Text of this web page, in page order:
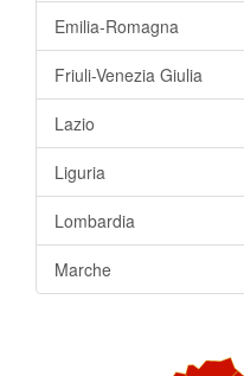
Emilia-Romagna
Friuli-Venezia Giulia
Lazio
Liguria
Lombardia
Marche